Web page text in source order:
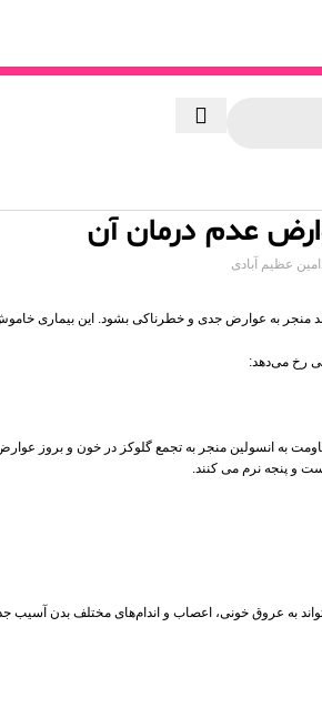
عدم درمان آن
امین عظیم آبادی
به عوارض جدی و خطرناکی بشود. این بیماری خاموش
رخ می‌دهد:
به انسولین منجر به تجمع گلوکز در خون و بروز
و پنجه نرم می کنند.
به عروق خونی، اعصاب و اندام‌های مختلف بدن آسیب